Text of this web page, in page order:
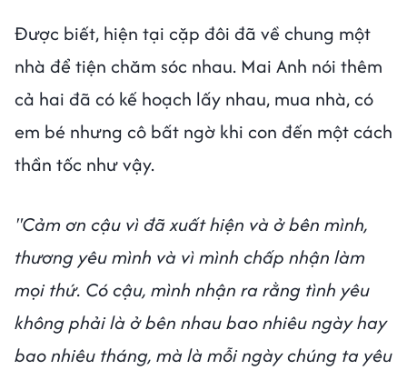
Được biết, hiện tại cặp đôi đã về chung một
nhà để tiện chăm sóc nhau. Mai Anh nói thêm
cả hai đã có kế hoạch lấy nhau, mua nhà, có
em bé nhưng cô bất ngờ khi con đến một cách
thần tốc như vậy.
"Cảm ơn cậu vì đã xuất hiện và ở bên mình,
thương yêu mình và vì mình chấp nhận làm
mọi thứ. Có cậu, mình nhận ra rằng tình yêu
không phải là ở bên nhau bao nhiêu ngày hay
bao nhiêu tháng, mà là mỗi ngày chúng ta yêu